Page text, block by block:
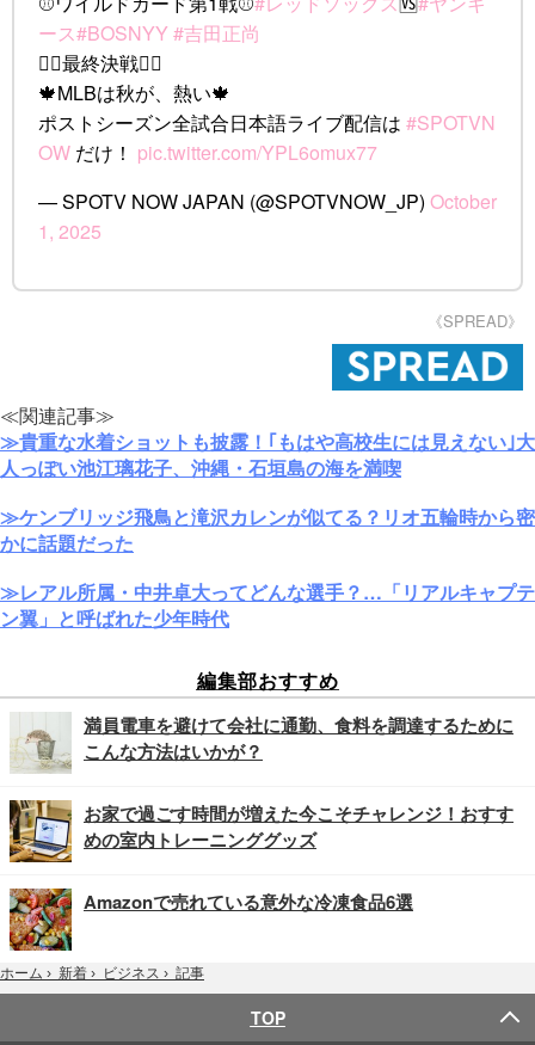
ース#BOSNYY#吉田正尚
❤️‍🔥最終決戦❤️‍🔥
🍁MLBは秋が、熱い🍁
ポストシーズン全試合日本語ライブ配信は #SPOTVN
OW だけ！ pic.twitter.com/YPL6omux77
— SPOTV NOW JAPAN (@SPOTVNOW_JP) October
1, 2025
《SPREAD》
≪関連記事≫
≫貴重な水着ショットも披露！｢もはや高校生には見えない｣大
人っぽい池江璃花子、沖縄・石垣島の海を満喫
≫ケンブリッジ飛鳥と滝沢カレンが似てる？リオ五輪時から密
かに話題だった
≫レアル所属・中井卓大ってどんな選手？…「リアルキャプテ
ン翼」と呼ばれた少年時代
編集部おすすめ
満員電車を避けて会社に通勤、食料を調達するために
こんな方法はいかが？
お家で過ごす時間が増えた今こそチャレンジ！おすす
めの室内トレーニンググッズ
Amazonで売れている意外な冷凍食品6選
ホーム › 新着 › ビジネス › 記事
TOP